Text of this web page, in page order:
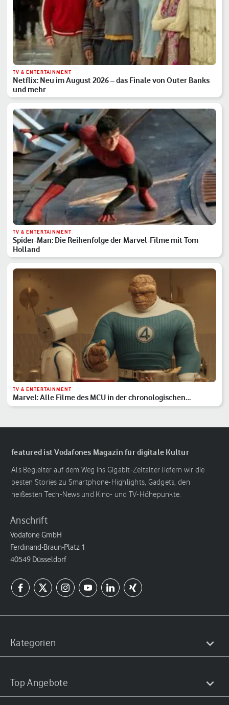
TV & ENTERTAINMENT
Netflix: Neu im August 2026 – das Finale von Outer Banks
und mehr
TV & ENTERTAINMENT
Spider-Man: Die Reihenfolge der Marvel-Filme mit Tom
Holland
TV & ENTERTAINMENT
Marvel: Alle Filme des MCU in der chronologischen
Reihenfolge
featured ist Vodafones Magazin für digitale Kultur
Als Begleiter auf dem Weg ins Gigabit-Zeitalter liefern wir die
besten Stories zu Smartphone-Highlights, Gadgets, den
heißesten Tech-News und Kino- und TV-Höhepunkte.
Anschrift
Vodafone GmbH
Ferdinand-Braun-Platz 1
40549 Düsseldorf
Kategorien
Top Angebote